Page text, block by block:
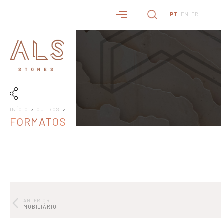
PT EN FR
INÍCIO OUTROS
FORMATOS
ANTERIOR
MOBILIÁRIO